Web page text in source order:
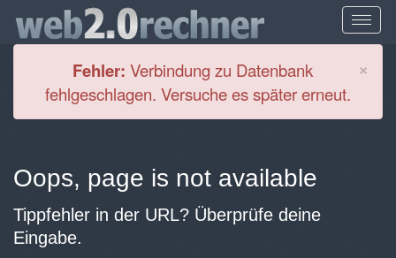
×
Fehler: Verbindung zu Datenbank
fehlgeschlagen. Versuche es später erneut.
Oops, page is not available
Tippfehler in der URL? Überprüfe deine
Eingabe.